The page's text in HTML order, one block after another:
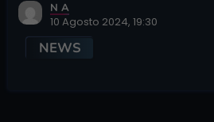
N A
10 Agosto 2024, 19:30
NEWS